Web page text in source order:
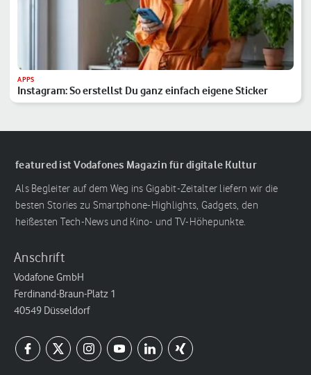
APPS
Instagram: So erstellst Du ganz einfach eigene Sticker
featured ist Vodafones Magazin für digitale Kultur
Als Begleiter auf dem Weg ins Gigabit-Zeitalter liefern wir die
besten Stories zu Smartphone-Highlights, Gadgets, den
heißesten Tech-News und Kino- und TV-Höhepunkte.
Anschrift
Vodafone GmbH
Ferdinand-Braun-Platz 1
40549 Düsseldorf